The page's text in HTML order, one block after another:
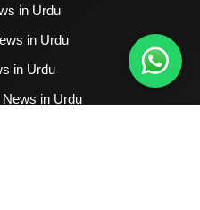
in Urdu
in Urdu
in Urdu
in Urdu